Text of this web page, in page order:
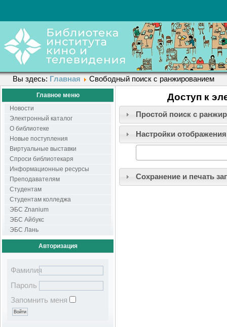
Вы здесь: Главная Свободный поиск с ранжированием
Главное меню
Новости
Электронный каталог
О библиотеке
Новые поступления
Виртуальные выставки
Спроси библиотекаря
Информационные ресурсы
Преподавателям
Студентам
Студентам колледжа
ЭБС Znanium
ЭБС Айбукс
ЭБС Лань
Авторизация
Фамилия
Пароль
Запомнить меня
Доступ к
Простой поиск c
Настройки
Сохранение и печать